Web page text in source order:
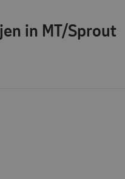
in MT/Sprout